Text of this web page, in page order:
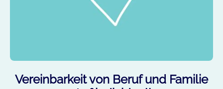
Vereinbarkeit von Beruf und Familie